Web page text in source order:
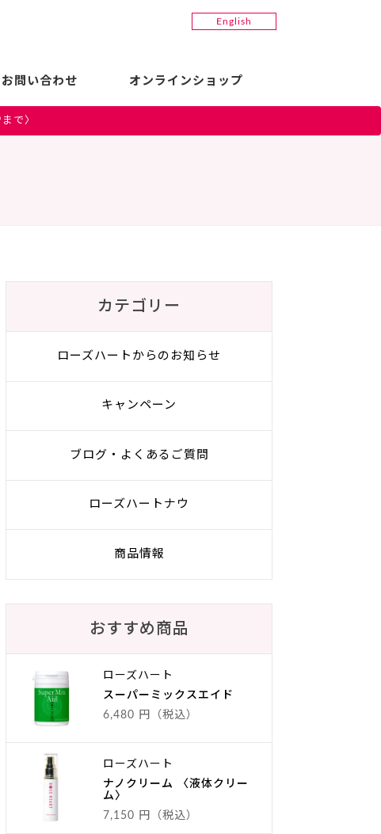
お問い合わせ オンラインショップ
English
で〉
カテゴリー
ローズハートからのお知らせ
キャンペーン
ブログ・よくあるご質問
ローズハートナウ
商品情報
おすすめ商品
ローズハート
スーパーミックスエイド
6,480 円（税込）
ローズハート
ナノクリーム 〈液体クリー
ム〉
7,150 円（税込）